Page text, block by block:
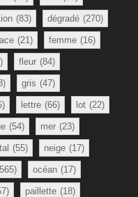
(83) dégradé (270)
(21) femme (16)
fleur (84)
gris (47)
lettre (66) lot (22)
(54) mer (23)
(55) neige (17)
océan (17)
paillette (18)